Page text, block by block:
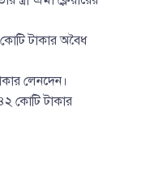
টাকার অবৈধ
লেনদেন।
কোটি টাকার